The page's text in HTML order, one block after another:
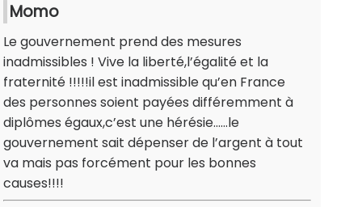
Momo
Le gouvernement prend des mesures
inadmissibles ! Vive la liberté,l’égalité et la
fraternité !!!!!il est inadmissible qu’en France
des personnes soient payées différemment à
diplômes égaux,c’est une hérésie......le
gouvernement sait dépenser de l’argent à tout
va mais pas forcément pour les bonnes
causes!!!!